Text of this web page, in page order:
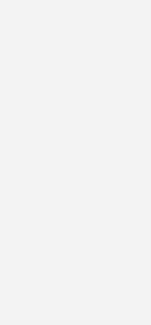
die Chance auf eine
haben, erhalten alle
Zugang zu Best
für eine erfolgreiche
nachhaltige
Einfluss auf die
zum Abfallmanagement
zur Integration
die Aussteller der
bei der Gestaltung der
Messestand ein
Nachhaltigkeitsstrategie
abfallfreie Messen